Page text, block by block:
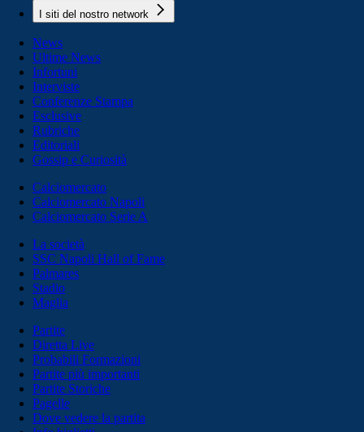
I siti del nostro network
News
Ultime News
Infortuni
Interviste
Conferenze Stampa
Esclusive
Rubriche
Editoriali
Gossip e Curiosità
Calciomercato
Calciomercato Napoli
Calciomercato Serie A
La società
SSC Napoli Hall of Fame
Palmares
Stadio
Maglia
Partite
Diretta Live
Probabili Formazioni
Partite più importanti
Partite Storiche
Pagelle
Dove vedere la partita